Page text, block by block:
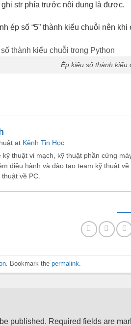
str phía trước nội dung là được.
ép số “5” thành kiểu chuỗi nên
Ép kiểu số thành kiểu
at Kênh Tin Học
kỹ thuật vi mạch, kỹ thuật phần cứng
điều hành và đào tạo team kỹ thuật
về PC.
. Bookmark thepermalink.
published. Required fields are